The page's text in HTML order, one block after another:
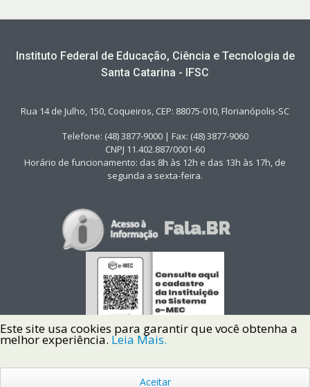
Cadastro de interesse
Instituto Federal de Educação, Ciência e Tecnologia de
Santa Catarina - IFSC
Rua 14 de Julho, 150, Coqueiros, CEP: 88075-010, Florianópolis-SC
Telefone: (48) 3877-9000 | Fax: (48) 3877-9060
CNPJ 11.402.887/0001-60
Horário de funcionamento: das 8h às 12h e das 13h às 17h, de
segunda a sexta-feira.
Copyright © 2022 Instituto Federal de Santa Catarina IFSC
Este site usa cookies para garantir que você obtenha a
melhor experiência. Leia Mais.
Aceitar